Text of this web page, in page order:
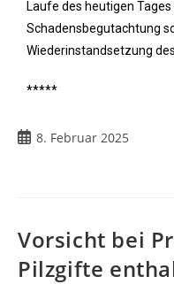
Laufe des heutigen
Schadensbegutachtung
Wiederinstandsetzung
*****
8. Februar 2025
Vorsicht bei
Pilzgifte